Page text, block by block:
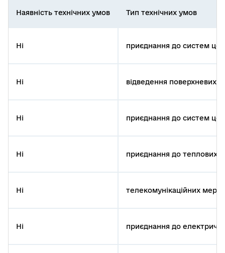
Наявність технічних умов Тип технічних умов
Ні приєднання до систем
Ні відведення поверхневих
Ні приєднання до систем
Ні приєднання до теплових
Ні телекомунікаційних
Ні приєднання до